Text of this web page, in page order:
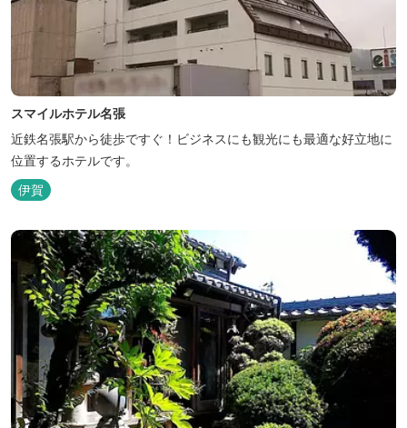
スマイルホテル名張
近鉄名張駅から徒歩ですぐ！ビジネスにも観光にも最適な好立地に
位置するホテルです。
伊賀